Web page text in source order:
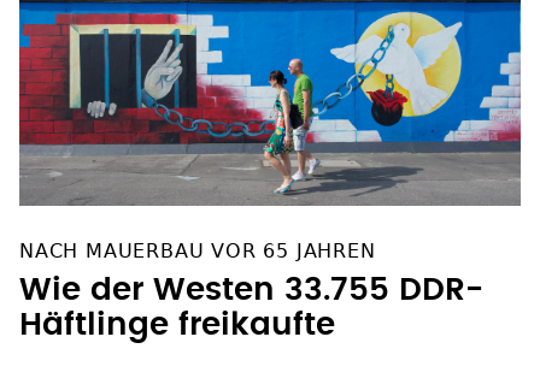
NACH MAUERBAU VOR 65 JAHREN
Wie der Westen 33.755 DDR-
Häftlinge freikaufte